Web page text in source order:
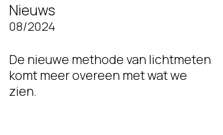
Nieuws
08/2024
De nieuwe methode van lichtmeten
komt meer overeen met wat we
zien.